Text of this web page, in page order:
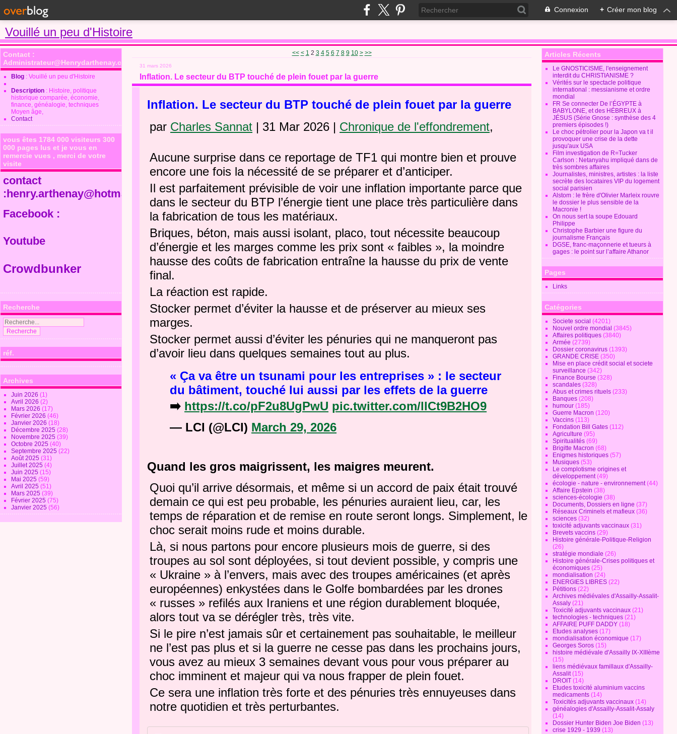
Connexion + Créer mon blog
Vouillé un peu d'Histoire
Contact :
Administrateur@Henrydarthenay.com
Blog : Vouillé un peu d'Histoire
Description : Histoire, politique
historique comparée, économie,
finance, généalogie, techniques
Moyen âge,
Contact
vous êtes 1784 000 visiteurs 300
000 pages lus et je vous en
remercie vues , merci de votre
visite
contact
:henry.arthenay@hotmail.fr
Facebook :
Youtube
Crowdbunker
Recherche
réf.
Archives
Juin 2026(1)
Avril 2026(2)
Mars 2026(17)
Février 2026(46)
Janvier 2026(18)
Décembre 2025(28)
Novembre 2025(39)
Octobre 2025(40)
Septembre 2025(22)
Août 2025(31)
Juillet 2025(4)
Juin 2025(15)
Mai 2025(59)
Avril 2025(51)
Mars 2025(39)
Février 2025(75)
Janvier 2025(56)
<< < 1 2 3 4 5 6 7 8 9 10 20
30
40
50
60
70
80
90
100
200
300
400
> >>
31 mars 2026
Inflation. Le secteur du BTP touché de plein fouet par la guerre
Inflation. Le secteur du BTP touché de plein fouet par la guerre
par Charles Sannat | 31 Mar 2026 | Chronique de l'effondrement,
Aucune surprise dans ce reportage de TF1 qui montre bien et prouve
encore une fois la nécessité de se préparer et d’anticiper.
Il est parfaitement prévisible de voir une inflation importante parce que
dans le secteur du BTP l’énergie tient une place très particulière dans
la fabrication de tous les matériaux.
Briques, béton, mais aussi isolant, placo, tout nécessite beaucoup
d’énergie et les marges comme les prix sont « faibles », la moindre
hausse des coûts de fabrication entraîne la hausse du prix de vente
final.
La réaction est rapide.
Stocker permet d’éviter la hausse et de préserver au mieux ses
marges.
Stocker permet aussi d’éviter les pénuries qui ne manqueront pas
d’avoir lieu dans quelques semaines tout au plus.
« Ça va être un tsunami pour les entreprises » : le secteur
du bâtiment, touché lui aussi par les effets de la guerre
➡️ https://t.co/pF2u8UgPwU pic.twitter.com/llCt9B2HO9
— LCI (@LCI) March 29, 2026
Quand les gros maigrissent, les maigres meurent.
Quoi qu’il arrive désormais, et même si un accord de paix était trouvé
demain ce qui est peu probable, les pénuries auraient lieu, car, les
temps de réparation et de remise en route seront longs. Simplement, le
choc serait moins rude et moins durable.
Là, si nous partons pour encore plusieurs mois de guerre, si des
troupes au sol sont déployées, si tout devient possible, y compris une
« Ukraine » à l’envers, mais avec des troupes américaines (et après
européennes) enkystées dans le Golfe bombardées par les drones
« russes » refilés aux Iraniens et une région durablement bloquée,
alors tout va se dérégler très, très vite.
Si le pire n’est jamais sûr et certainement pas souhaitable, le meilleur
ne l’est pas plus et si la guerre ne cesse pas dans les prochains jours,
vous avez au mieux 3 semaines devant vous pour vous préparer au
choc imminent et majeur qui va nous frapper de plein fouet.
Ce sera une inflation très forte et des pénuries très ennuyeuses dans
notre quotidien et très perturbantes.
Articles Récents
Le GNOSTICISME, l'enseignement
interdit du CHRISTIANISME ?
Vérités sur le spectacle politique
international : messianisme et ordre
mondial
FR Se connecter De l’ÉGYPTE à
BABYLONE, et des HÉBREUX à
JÉSUS (Série Gnose : synthèse des 4
premiers épisodes !)
Le choc pétrolier pour la Japon va t il
provoquer une crise de la dette
jusqu'aux USA
Film investigation de R=Tucker
Carlson : Netanyahu impliqué dans de
très sombres affaires
Journalistes, ministres, artistes : la liste
secrète des locataires VIP du logement
social parisien
Alstom : le frère d'Olivier Marleix rouvre
le dossier le plus sensible de la
Macronie !
On nous sert la soupe Edouard
Philippe
Christophe Barbier une figure du
journalisme Français
DGSE, franc-maçonnerie et tueurs à
gages : le point sur l’affaire Athanor
Pages
Links
Catégories
Societe social (4201)
Nouvel ordre mondial (3845)
Affaires politiques (3840)
Armée (2739)
Dossier coronavirus (1393)
GRANDE CRISE (350)
Mise en place crédit social et societe
surveillance (342)
Finance Bourse (328)
scandales (328)
Abus et crimes rituels (233)
Banques (208)
humour (185)
Guerre Macron (120)
Vaccins (113)
Fondation Bill Gates (112)
Agriculture (95)
Spiritualités (69)
Brigitte Macron (68)
Enigmes historiques (57)
Musiques (53)
Le complotisme origines et
développement(49)
écologie - nature - environnement(44)
Affaire Epstein (38)
sciences-écologie (38)
Documents, Dossiers en ligne (37)
Réseaux Criminels et mafieux (36)
sciences (32)
toxicité adjuvants vaccinaux (31)
Brevets vaccins (29)
Histoire générale-Politique-Religion
(26)
stratégie mondiale (26)
Histoire générale-Crises politiques et
économiques (25)
mondialisation (24)
ENERGIES LIBRES (22)
Pétitions (22)
Archives médiévales d'Assailly-Assalit-
Assaly (21)
Toxicité adjuvants vaccinaux (21)
technologies - techniques (21)
AFFAIRE PUFF DADDY (18)
Etudes analyses (17)
mondialisation économique (17)
Georges Soros (15)
histoire médiévale d'Assailly IX-XIIIème
(15)
liens médiévaux famillaux d'Assailly-
Assalit(15)
DROIT (14)
Etudes toxicité aluminium vaccins
medicaments (14)
Toxicités adjuvants vaccinaux (14)
généalogies d'Assailly-Assalit-Assaly
(14)
Dossier Hunter Biden Joe Biden (13)
crise 1929 - 1939 (13)